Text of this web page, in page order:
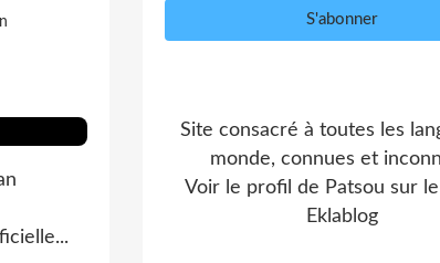
Site consacré à toutes les
monde, connues et
Voir le profil de Patsou sur
Eklablog